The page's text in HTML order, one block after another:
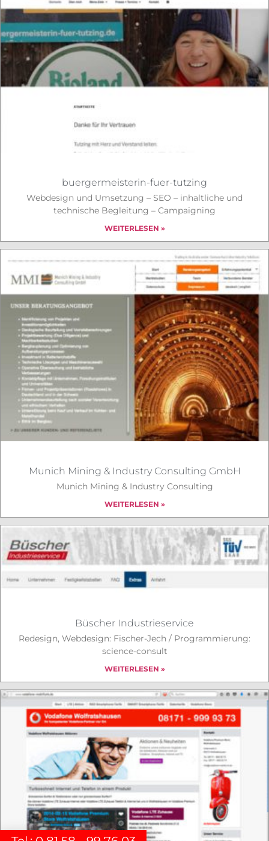
buergermeisterin-fuer-tutzing
Webdesign und Umsetzung – SEO – inhaltliche und
technische Begleitung – Campaigning
WEITERLESEN »
Munich Mining & Industry Consulting GmbH
Munich Mining & Industry Consulting
WEITERLESEN »
Büscher Industrieservice
Redesign, Webdesign: Fischer-Jech / Programmierung:
science-consult
WEITERLESEN »